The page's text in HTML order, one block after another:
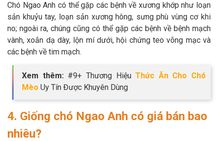
Chó Ngao Anh có thể gặp các bệnh về xương khớp như loạn
sản khuỷu tay, loạn sản xương hông, sưng phù vùng cơ khi
no; ngoài ra, chúng cũng có thể gặp các bệnh về bệnh mạch
vành, xoắn dạ dày, lộn mí dưới, hội chứng teo võng mạc và
các bệnh về tim mạch.
Xem thêm: #9+ Thương HiệuThức Ăn Cho Chó
Mèo Uy Tín Được Khuyên Dùng
4. Giống chó Ngao Anh có giá bán bao
nhiêu?